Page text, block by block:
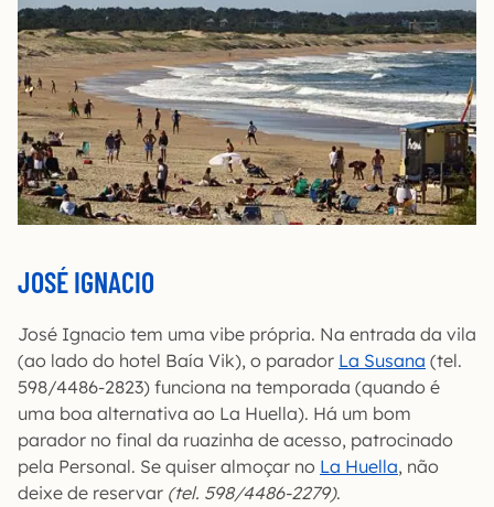
JOSÉ IGNACIO
José Ignacio tem uma vibe própria. Na entrada da vila
(ao lado do hotel Baía Vik), o parador La Susana (tel.
598/4486-2823) funciona na temporada (quando é
uma boa alternativa ao La Huella). Há um bom
parador no final da ruazinha de acesso, patrocinado
pela Personal. Se quiser almoçar no La Huella, não
deixe de reservar (tel. 598/4486-2279).